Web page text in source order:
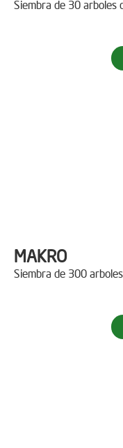
Siembra de 30 arboles
MAKRO
Siembra de 300